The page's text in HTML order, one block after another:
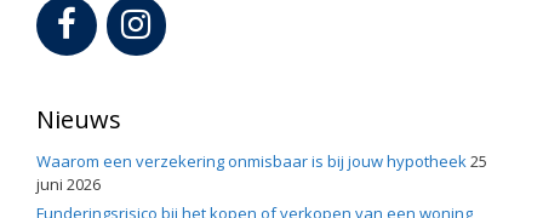
Nieuws
Waarom een verzekering onmisbaar is bij jouw hypotheek25
juni 2026
Funderingsrisico bij het kopen of verkopen van een woning